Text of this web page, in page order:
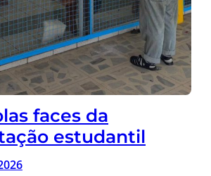
faces da
estudantil